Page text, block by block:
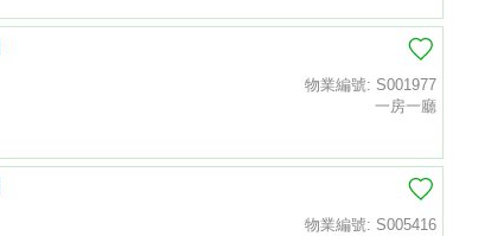
物業編號: S001977
一房一廳
物業編號: S005416